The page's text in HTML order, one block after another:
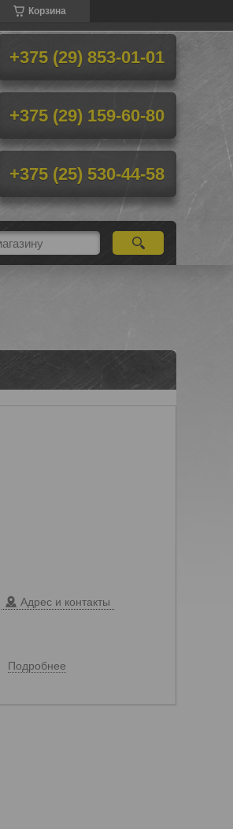
Корзина
+375 (29) 853-01-01
+375 (29) 159-60-80
+375 (25) 530-44-58
Адрес и контакты
Подробнее